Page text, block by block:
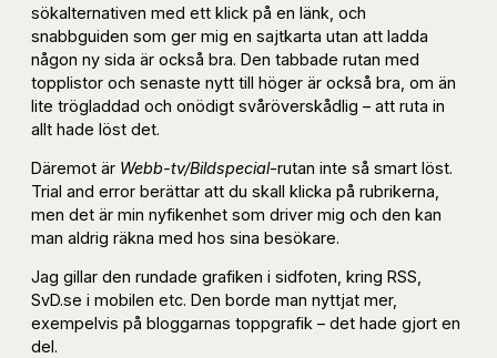
sökalternativen med ett klick på en länk, och
snabbguiden som ger mig en sajtkarta utan att ladda
någon ny sida är också bra. Den tabbade rutan med
topplistor och senaste nytt till höger är också bra, om än
lite trögladdad och onödigt svåröverskådlig – att ruta in
allt hade löst det.
Däremot är Webb-tv/Bildspecial-rutan inte så smart löst.
Trial and error berättar att du skall klicka på rubrikerna,
men det är min nyfikenhet som driver mig och den kan
man aldrig räkna med hos sina besökare.
Jag gillar den rundade grafiken i sidfoten, kring RSS,
SvD.se i mobilen etc. Den borde man nyttjat mer,
exempelvis på bloggarnas toppgrafik – det hade gjort en
del.